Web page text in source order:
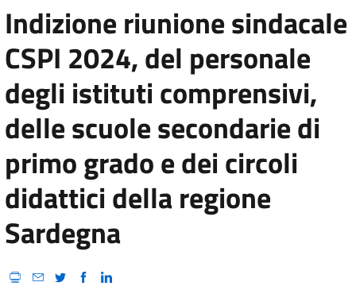
Indizione riunione sindacale
CSPI 2024, del personale
degli istituti comprensivi,
delle scuole secondarie di
primo grado e dei circoli
didattici della regione
Sardegna